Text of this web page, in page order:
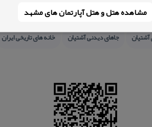
مشاهده هتل و هتل‌ آپارتمان های مشهد
جاهای دیدنی آشتیان خانه های تاریخی ایران